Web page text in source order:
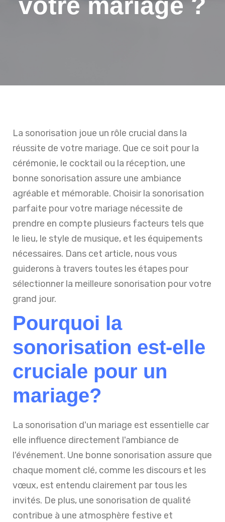
La sonorisation joue un rôle crucial dans la
réussite de votre mariage. Que ce soit pour la
cérémonie, le cocktail ou la réception, une
bonne sonorisation assure une ambiance
agréable et mémorable. Choisir la sonorisation
parfaite pour votre mariage nécessite de
prendre en compte plusieurs facteurs tels que
le lieu, le style de musique, et les équipements
nécessaires. Dans cet article, nous vous
guiderons à travers toutes les étapes pour
sélectionner la meilleure sonorisation pour votre
grand jour.
Pourquoi la
sonorisation est-elle
cruciale pour un
mariage?
La sonorisation d'un mariage est essentielle car
elle influence directement l'ambiance de
l'événement. Une bonne sonorisation assure que
chaque moment clé, comme les discours et les
vœux, est entendu clairement par tous les
invités. De plus, une sonorisation de qualité
contribue à une atmosphère festive et